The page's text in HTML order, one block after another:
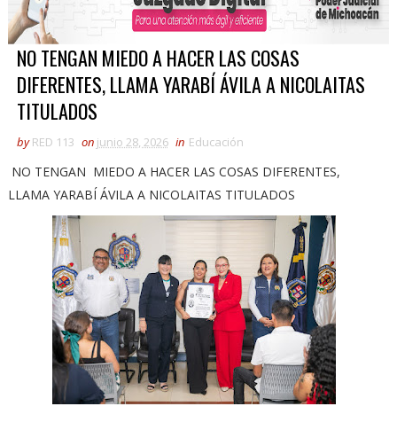
NO TENGAN MIEDO A HACER LAS COSAS
DIFERENTES, LLAMA YARABÍ ÁVILA A NICOLAITAS
TITULADOS
by RED 113 on junio 28, 2026 in Educación
NO TENGAN MIEDO A HACER LAS COSAS DIFERENTES,
LLAMA YARABÍ ÁVILA A NICOLAITAS TITULADOS